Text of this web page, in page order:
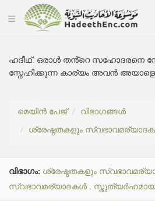
ഹദീഥ്: ഒരാൾ തൻ്റെ സഹോദരനെ
സ്നേഹിക്കുന്ന കാര്യം അവൻ അയാളെ
മെയിൻ പേജ്
വിഭാഗങ്ങൾ
ശ്രേഷ്ഠതകളും
വിഭാഗം: ശ്രേഷ്ഠതകളും
സ്വഭാവമര്യാദകൾ .